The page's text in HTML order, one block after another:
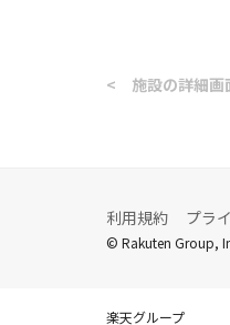
< 施設の詳細画
利用規約 プラ
© Rakuten Group,
楽天グループ